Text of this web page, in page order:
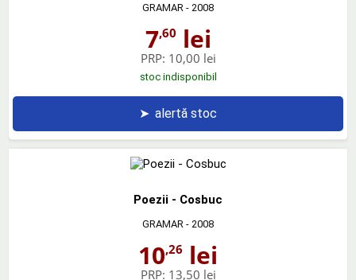
GRAMAR - 2008
7,60 lei
PRP: 10,00 lei
stoc indisponibil
➤ alertă stoc
Poezii - Cosbuc
GRAMAR - 2008
10,26 lei
PRP: 13,50 lei